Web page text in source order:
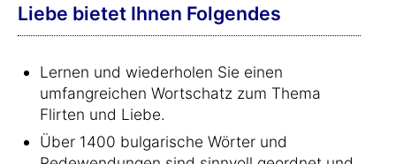
Liebe bietet Ihnen Folgendes
Lernen und wiederholen Sie einen
umfangreichen Wortschatz zum Thema
Flirten und Liebe.
Über 1400 bulgarische Wörter und